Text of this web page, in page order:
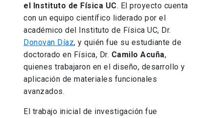
el Instituto de Física UC. El proyecto cuenta
con un equipo científico liderado por el
académico del Instituto de Física UC, Dr.
Donovan Díaz, y quién fue su estudiante de
doctorado en Física, Dr. Camilo Acuña,
quienes trabajaron en el diseño, desarrollo y
aplicación de materiales funcionales
avanzados.
El trabajo inicial de investigación fue